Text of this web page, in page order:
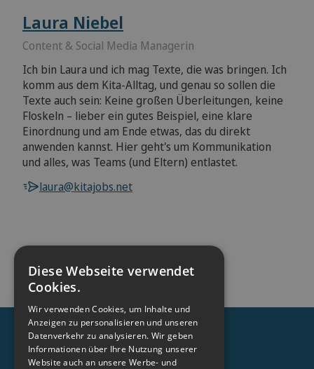
Laura Niebel
Content & Social Media Managerin
Ich bin Laura und ich mag Texte, die was bringen. Ich
komm aus dem Kita-Alltag, und genau so sollen die
Texte auch sein: Keine großen Überleitungen, keine
Floskeln – lieber ein gutes Beispiel, eine klare
Einordnung und am Ende etwas, das du direkt
anwenden kannst. Hier geht's um Kommunikation
und alles, was Teams (und Eltern) entlastet.
laura@kitajobs.net
Jetzt Ihre Adresse prüfen.
Suchen
Diese Webseite verwendet
Cookies.
Wir verwenden Cookies, um Inhalte und
Anzeigen zu personalisieren und unseren
Datenverkehr zu analysieren. Wir geben
Informationen über Ihre Nutzung unserer
Website auch an unsere Werbe- und